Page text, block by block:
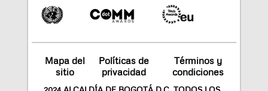
Mapa del
sitio
Políticas de
privacidad
Términos y
condiciones